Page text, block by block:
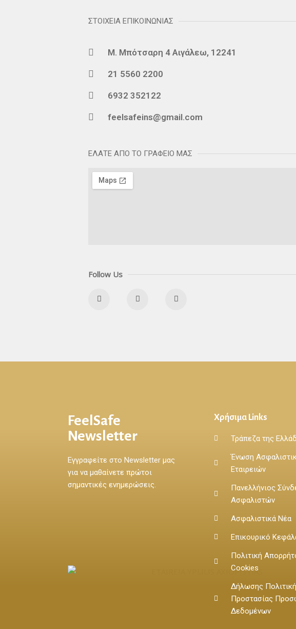
ΣΤΟΙΧΕΙΑ ΕΠΙΚΟΙΝΩΝΙΑΣ
Μ. Μπότσαρη 4 Αιγάλεω, 12241
21 5560 2200
6932 352122
feelsafeins@gmail.com
ΕΛΑΤΕ ΑΠΟ ΤΟ ΓΡΑΦΕΙΟ ΜΑΣ
Follow Us
FeelSafe
Newsletter
Εγγραφείτε στο Newsletter μας
για να μαθαίνετε πρώτοι
σημαντικές ενημερώσεις.
Χρήσιμα Links
Τράπεζα της
Ένωση
Εταιρειών
Πανελλήνιος
Ασφαλιστών
Ασφαλιστικά Νέα
Επικουρικό
Πολιτική
Cookies
Δήλωσης
Προστασίας
Δεδομένων